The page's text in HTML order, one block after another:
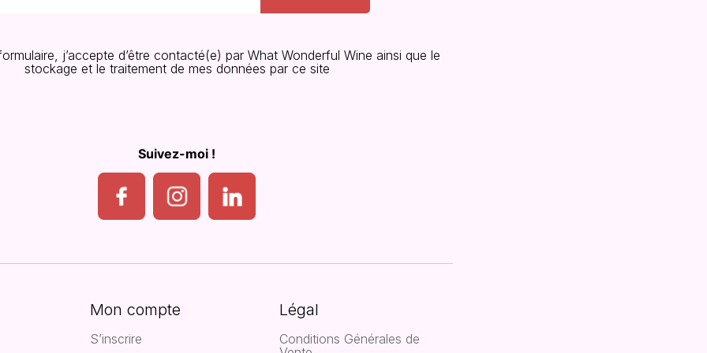
j’accepte d’être contacté(e) par What Wonderful Wine ainsi que le
stockage et le traitement de mes données par ce site
Suivez-moi !
Mon compte
S’inscrire
Légal
Conditions Générales de